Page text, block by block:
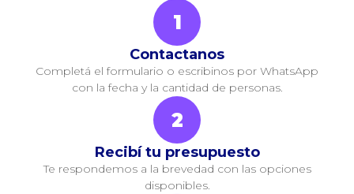
1
Contactanos
Completá el formulario o escribinos por WhatsApp
con la fecha y la cantidad de personas.
2
Recibí tu presupuesto
Te respondemos a la brevedad con las opciones
disponibles.